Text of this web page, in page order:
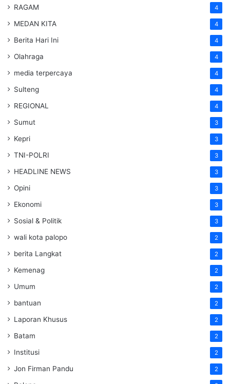
RAGAM 4
MEDAN KITA 4
Berita Hari Ini 4
Olahraga 4
media terpercaya 4
Sulteng 4
REGIONAL 4
Sumut 3
Kepri 3
TNI-POLRI 3
HEADLINE NEWS 3
Opini 3
Ekonomi 3
Sosial & Politik 3
wali kota palopo 2
berita Langkat 2
Kemenag 2
Umum 2
bantuan 2
Laporan Khusus 2
Batam 2
Institusi 2
Jon Firman Pandu 2